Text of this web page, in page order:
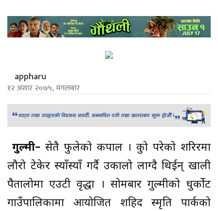
appharu
१२ असार २०७५, मंगलबार
गुल्मी– सेतै फुलेको कपाल । कुप्रो परेको शरिरमा
लौरो टेकेर स्याँस्याँ गर्दै उकालो लाग्दै थिईन् खाली
पैतालोमा एउटी वृद्धा । सोमबार गुल्मीको धुर्कोट
गाउँपालिकामा आयोजित शहिद स्मृति पार्कको